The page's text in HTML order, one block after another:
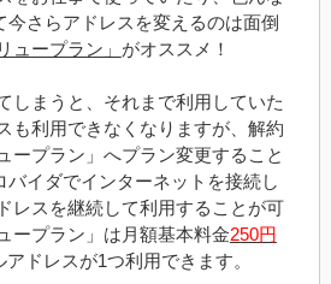
今さらアドレスを変えるのは面倒
ュープラン」 がオススメ！
しまうと、それまで利用していた
も利用できなくなりますが、解約
ープラン」へプラン変更すること
バイダでインターネットを接続し
レスを継続して利用することが可
ープラン」は月額基本料金250円
ドレスが1つ利用できます。